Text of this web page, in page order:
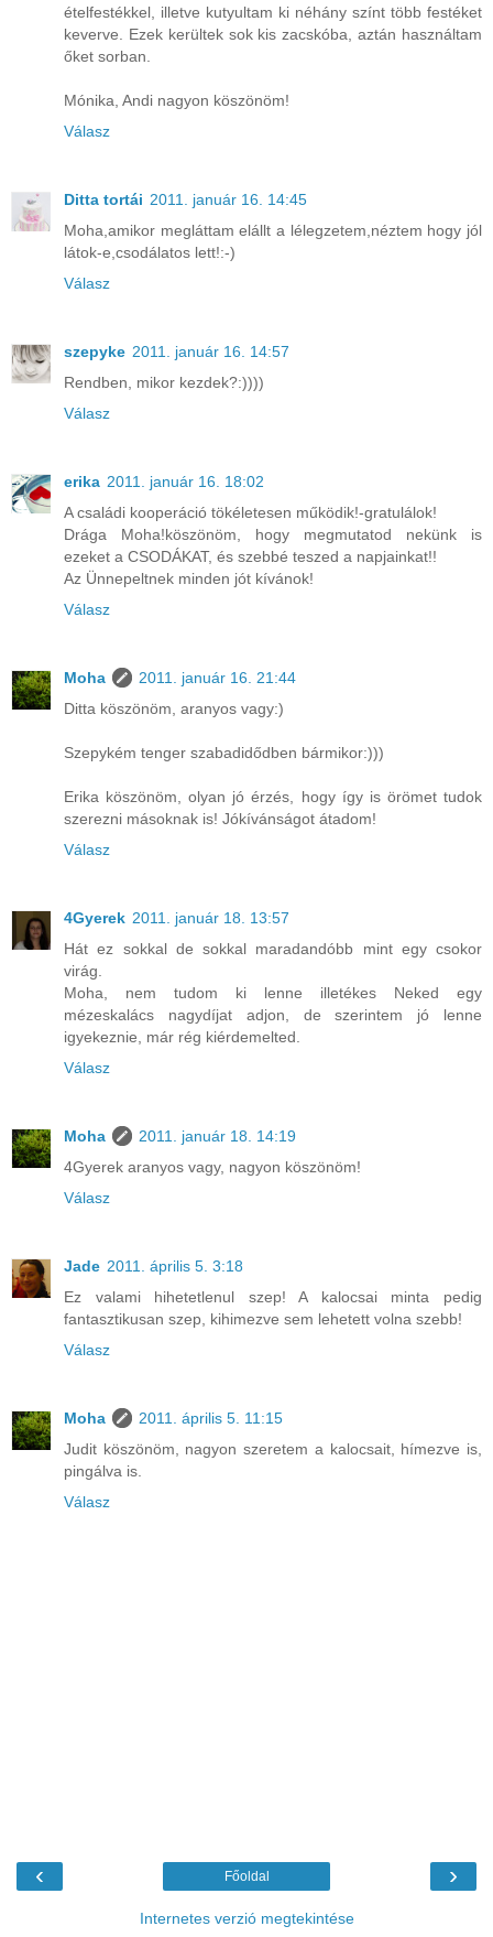
ételfestékkel, illetve kutyultam ki néhány színt több festéket
keverve. Ezek kerültek sok kis zacskóba, aztán használtam
őket sorban.
Mónika, Andi nagyon köszönöm!
Válasz
Ditta tortái 2011. január 16. 14:45
Moha,amikor megláttam elállt a lélegzetem,néztem hogy jól
látok-e,csodálatos lett!:-)
Válasz
szepyke 2011. január 16. 14:57
Rendben, mikor kezdek?:))))
Válasz
erika 2011. január 16. 18:02
A családi kooperáció tökéletesen működik!-gratulálok!
Drága Moha!köszönöm, hogy megmutatod nekünk is
ezeket a CSODÁKAT, és szebbé teszed a napjainkat!!
Az Ünnepeltnek minden jót kívánok!
Válasz
Moha
2011. január 16. 21:44
Ditta köszönöm, aranyos vagy:)
Szepykém tenger szabadidődben bármikor:)))
Erika köszönöm, olyan jó érzés, hogy így is örömet tudok
szerezni másoknak is! Jókívánságot átadom!
Válasz
4Gyerek 2011. január 18. 13:57
Hát ez sokkal de sokkal maradandóbb mint egy csokor
virág.
Moha, nem tudom ki lenne illetékes Neked egy
mézeskalács nagydíjat adjon, de szerintem jó lenne
igyekeznie, már rég kiérdemelted.
Válasz
Moha
2011. január 18. 14:19
4Gyerek aranyos vagy, nagyon köszönöm!
Válasz
Jade 2011. április 5. 3:18
Ez valami hihetetlenul szep! A kalocsai minta pedig
fantasztikusan szep, kihimezve sem lehetett volna szebb!
Válasz
Moha
2011. április 5. 11:15
Judit köszönöm, nagyon szeretem a kalocsait, hímezve is,
pingálva is.
Válasz
‹ ›
Főoldal
Internetes verzió megtekintése